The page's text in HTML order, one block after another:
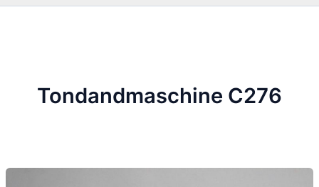
Tondandmaschine C276